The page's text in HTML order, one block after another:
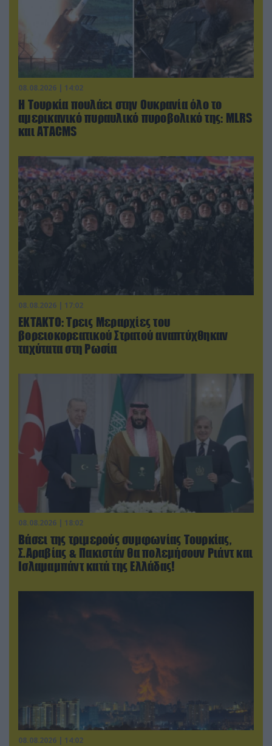
08.08.2026 | 14:02
Η Τουρκία πουλάει στην Ουκρανία όλο το
αμερικανικό πυραυλικό πυροβολικό της: MLRS
και ΑΤΑCMS
08.08.2026 | 17:02
ΕΚΤΑΚΤΟ: Τρεις Μεραρχίες του
βορειοκορεατικού Στρατού αναπτύχθηκαν
ταχύτατα στη Ρωσία
08.08.2026 | 18:02
Βάσει της τριμερούς συμφωνίας Τουρκίας,
Σ.Αραβίας & Πακιστάν θα πολεμήσουν Ριάντ και
Ισλαμαμπάντ κατά της Ελλάδας!
08.08.2026 | 14:02